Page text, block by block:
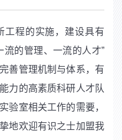
程的实施，建设具有
流的管理、一流的人才”
善管理机制与体系，有
力的高素质科研人才队
验室相关工作的需要，
地欢迎有识之士加盟我